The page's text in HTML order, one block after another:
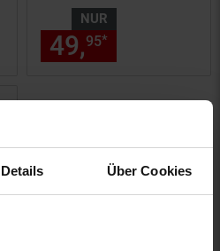
Details Über Cookies
€ Sternchen
Pflanzenleuchte, LED
Wachstumslampe,
Anzuchtlampe Gemüse,
NUR
49,95*